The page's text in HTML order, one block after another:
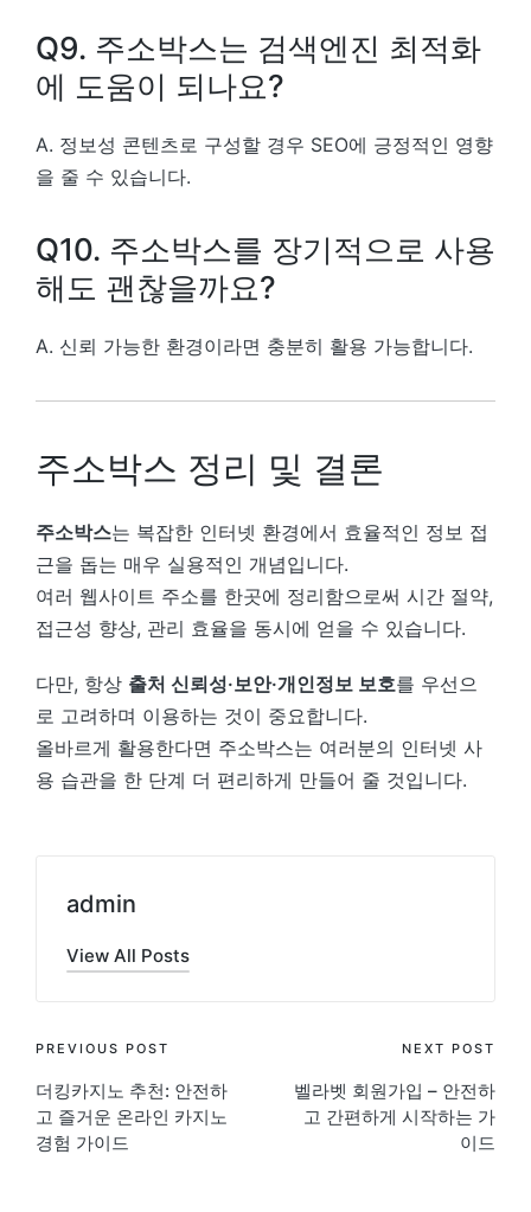
Q9. 주소박스는 검색엔진 최적화
에 도움이 되나요?
A. 정보성 콘텐츠로 구성할 경우 SEO에 긍정적인 영향
을 줄 수 있습니다.
Q10. 주소박스를 장기적으로 사용
해도 괜찮을까요?
A. 신뢰 가능한 환경이라면 충분히 활용 가능합니다.
주소박스 정리 및 결론
주소박스는 복잡한 인터넷 환경에서 효율적인 정보 접
근을 돕는 매우 실용적인 개념입니다.
여러 웹사이트 주소를 한곳에 정리함으로써 시간 절약,
접근성 향상, 관리 효율을 동시에 얻을 수 있습니다.
다만, 항상 출처 신뢰성·보안·개인정보 보호를 우선으
로 고려하며 이용하는 것이 중요합니다.
올바르게 활용한다면 주소박스는 여러분의 인터넷 사
용 습관을 한 단계 더 편리하게 만들어 줄 것입니다.
admin
View All Posts
Post
navigation
PREVIOUS POST
더킹카지노 추천: 안전하
고 즐거운 온라인 카지노
경험 가이드
NEXT POST
벨라벳 회원가입 – 안전하
고 간편하게 시작하는 가
이드